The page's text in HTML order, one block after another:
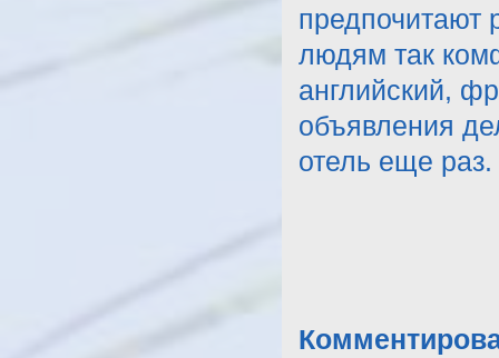
предпочитают
людям так
английский,
объявления
отель еще раз.